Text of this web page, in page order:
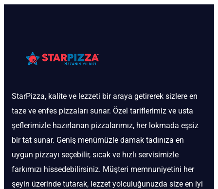
StarPizza, kalite ve lezzeti bir araya getirerek sizlere en
taze ve enfes pizzaları sunar. Özel tariflerimiz ve usta
şeflerimizle hazırlanan pizzalarımız, her lokmada eşsiz
bir tat sunar. Geniş menümüzle damak tadınıza en
uygun pizzayı seçebilir, sıcak ve hızlı servisimizle
farkımızı hissedebilirsiniz. Müşteri memnuniyetini her
şeyin üzerinde tutarak, lezzet yolculuğunuzda size en iyi